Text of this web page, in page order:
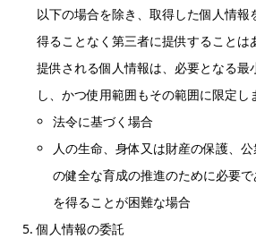
以下の場合を除き、取得した個人情報
得ることなく第三者に提供することは
提供される個人情報は、必要となる最
し、かつ使用範囲もその範囲に限定し
法令に基づく場合
人の生命、身体又は財産の保護、
の健全な育成の推進のために必要
を得ることが困難な場合
個人情報の委託